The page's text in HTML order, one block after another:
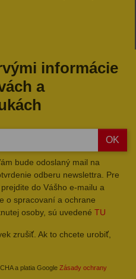
informácie
a
OK
bude odoslaný mail na
odberu newslettra. Pre
do Vášho e-mailu a
o spracovaní a ochrane
osoby, sú uvedené TU
zrušiť. Ak to chcete urobiť,
a platia Google Zásady ochrany